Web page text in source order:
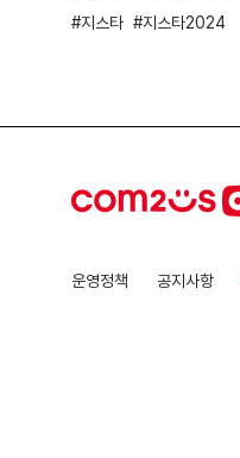
지스타
지스타2024
운영정책 공지사항